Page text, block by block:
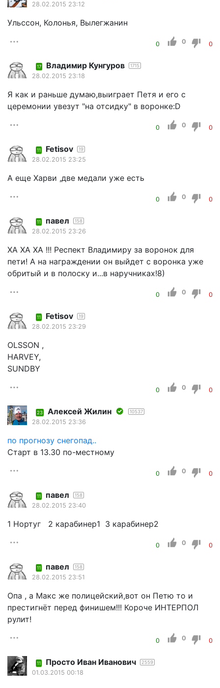
28.02.2015 23:12
Ульссон, Колонья, Вылегжанин
0 0 0
17 Владимир Кунгуров 1715
28.02.2015 23:18
Я как и раньше думаю,выиграет Петя и его с
церемонии увезут "на отсидку" в воронке:D
0 0 0
11 Fetisov 19
28.02.2015 23:25
А еще Харви ,две медали уже есть
0 0 0
11 павел 158
28.02.2015 23:26
ХА ХА ХА !!! Респект Владимиру за воронок для
пети! А на награждении он выйдет с воронка уже
обритый и в полоску и...в наручниках!8)
0 0 0
11 Fetisov 19
28.02.2015 23:29
OLSSON ,
HARVEY,
SUNDBY
0 0 0
23 Алексей Жилин 10537
28.02.2015 23:36
по прогнозу снегопад..
Старт в 13.30 по-местному
0 0 0
11 павел 158
28.02.2015 23:40
1 Нортуг 2 карабинер1 3 карабинер2
0 0 0
11 павел 158
28.02.2015 23:51
Опа , а Макс же полицейский,вот он Петю то и
престигнёт перед финишем!!! Короче ИНТЕРПОЛ
рулит!
0 0 0
11 Просто Иван Иванович 2559
01.03.2015 00:18